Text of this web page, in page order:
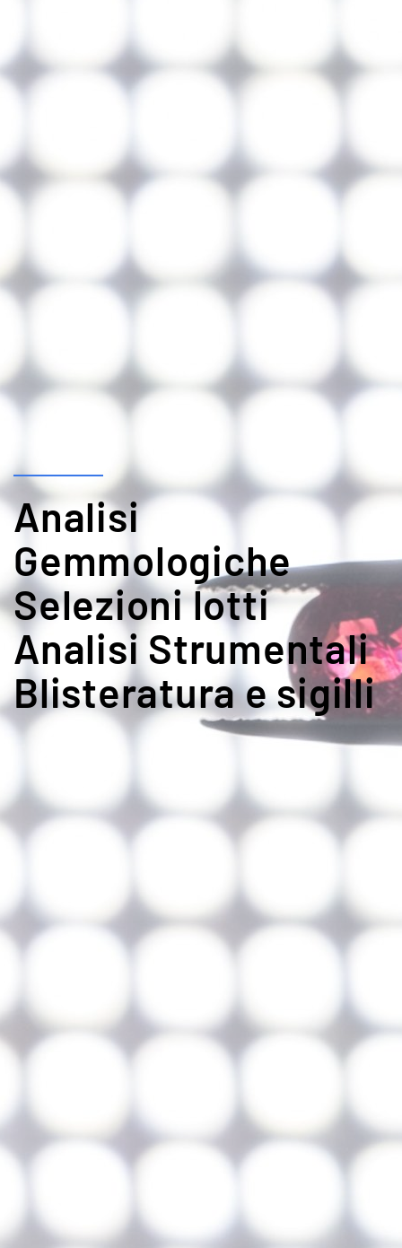
Analisi
Gemmologiche
Selezioni lotti
Analisi Strumentali
Blisteratura e sigilli